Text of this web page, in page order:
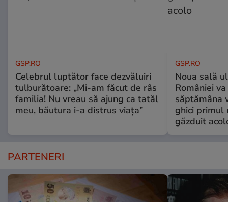
GSP.RO
Celebrul luptător face dezvăluiri
tulburătoare: „Mi-am făcut de râs
familia! Nu vreau să ajung ca tatăl
meu, băutura i-a distrus viața”
GSP.RO
Noua sală
României
săptămâna
ghici primul
găzduit
PARTENERI